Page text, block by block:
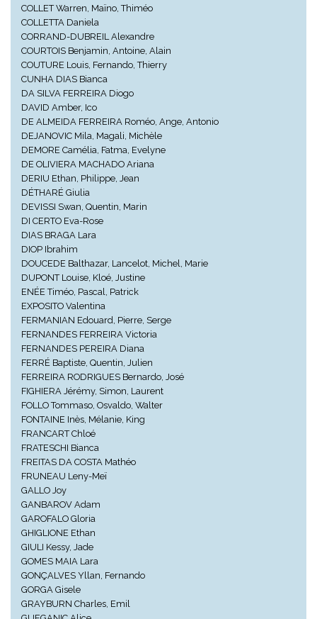
COLLET Warren, Maïno, Thiméo
COLLETTA Daniela
CORRAND-DUBREIL Alexandre
COURTOIS Benjamin, Antoine, Alain
COUTURE Louis, Fernando, Thierry
CUNHA DIAS Bianca
DA SILVA FERREIRA Diogo
DAVID Amber, Ico
DE ALMEIDA FERREIRA Roméo, Ange, Antonio
DEJANOVIC Mila, Magali, Michèle
DEMORE Camélia, Fatma, Evelyne
DE OLIVIERA MACHADO Ariana
DERIU Ethan, Philippe, Jean
DÉTHARÉ Giulia
DEVISSI Swan, Quentin, Marin
DI CERTO Eva-Rose
DIAS BRAGA Lara
DIOP Ibrahim
DOUCEDE Balthazar, Lancelot, Michel, Marie
DUPONT Louise, Kloé, Justine
ENÉE Timéo, Pascal, Patrick
EXPOSITO Valentina
FERMANIAN Edouard, Pierre, Serge
FERNANDES FERREIRA Victoria
FERNANDES PEREIRA Diana
FERRÉ Baptiste, Quentin, Julien
FERREIRA RODRIGUES Bernardo, José
FIGHIERA Jérémy, Simon, Laurent
FOLLO Tommaso, Osvaldo, Walter
FONTAINE Inès, Mélanie, King
FRANCART Chloé
FRATESCHI Bianca
FREITAS DA COSTA Mathéo
FRUNEAU Leny-Meï
GALLO Joy
GANBAROV Adam
GAROFALO Gloria
GHIGLIONE Ethan
GIULI Kessy, Jade
GOMES MAIA Lara
GONÇALVES Yllan, Fernando
GORGA Gisele
GRAYBURN Charles, Emil